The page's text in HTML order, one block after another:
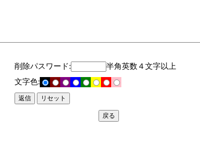
削除パスワード:
半角英数４文字以上
文字色: